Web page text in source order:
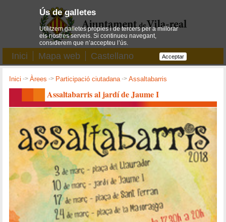
Inici Mapa web Castellano
Inici ->Àrees -> Participació ciutadana->Assaltabarris
Assaltabarris al jardí de Jaume I
Ús de galletes
Utilitzem galletes pròpies i de tercers per a millorar
els nostres serveis. Si continueu navegant,
considerem que n’accepteu l’ús.
Acceptar